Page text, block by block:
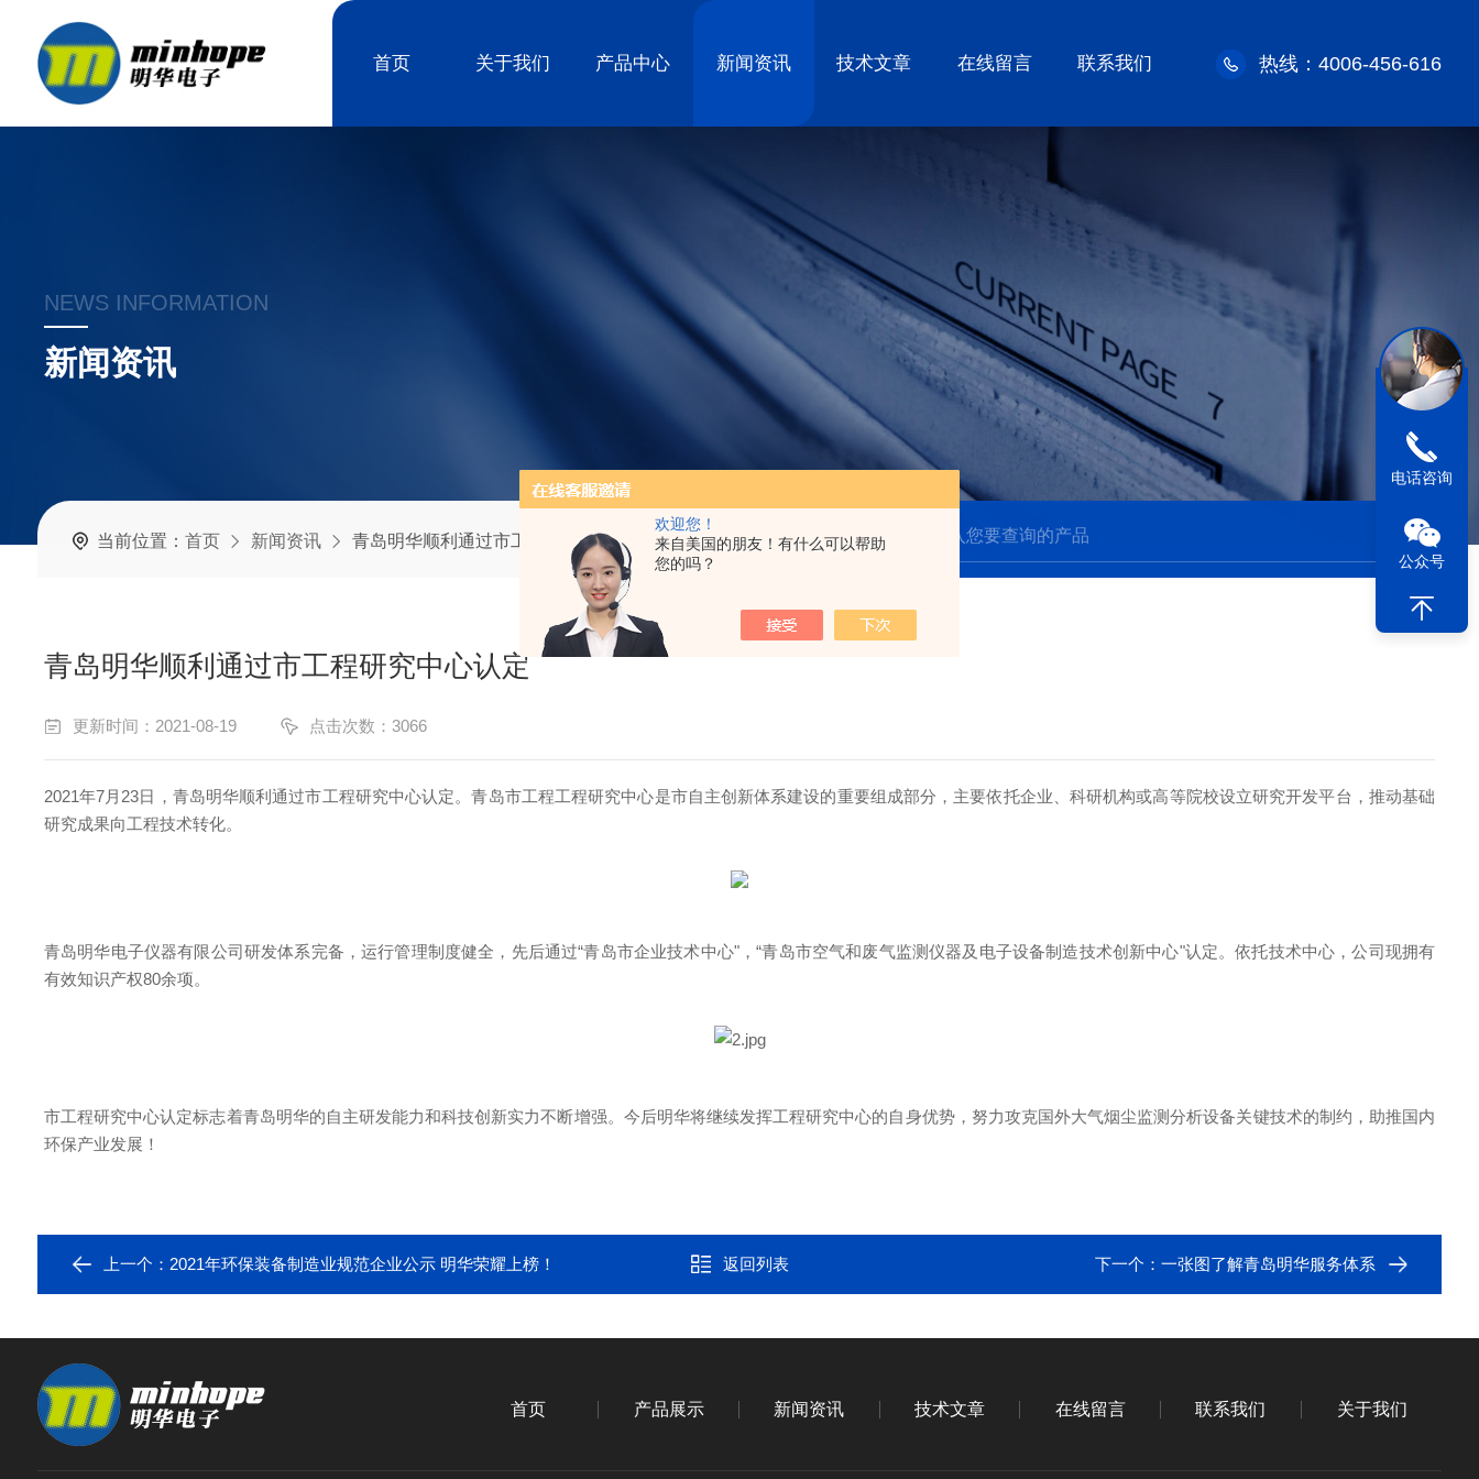
欢迎您！
来自美国的朋友！有什么可以帮助
您的吗？
首页 关于我们 产品中心 新闻资讯 技术文章 在线留言 联系我们 热线：4006-456-616
NEWS INFORMATION
新闻资讯
当前位置： 首页 新闻资讯 青岛明华顺利通过市工程研究中心认定
青岛明华顺利通过市工程研究中心认定
更新时间：2021-08-19 点击次数：3066
2021年7月23日，青岛明华顺利通过市工程研究中心认定。青岛市工程工程研究中心是市自主创新体系建设的重要组成部分，主要依托企业、科研机构或高等院校设立研究开发平台，推动基础
研究成果向工程技术转化。
青岛明华电子仪器有限公司研发体系完备，运行管理制度健全，先后通过“青岛市企业技术中心"，“青岛市空气和废气监测仪器及电子设备制造技术创新中心"认定。依托技术中心，公司现拥有
有效知识产权80余项。
市工程研究中心认定标志着青岛明华的自主研发能力和科技创新实力不断增强。今后明华将继续发挥工程研究中心的自身优势，努力攻克国外大气烟尘监测分析设备关键技术的制约，助推国内
环保产业发展！
上一个： 2021年环保装备制造业规范企业公示 明华荣耀上榜！ 返回列表 下一个：一张图了解青岛明华服务体系
首页 产品展示 新闻资讯 技术文章 在线留言 联系我们 关于我们
电话咨询
公众号